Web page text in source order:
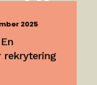
2025
rekrytering